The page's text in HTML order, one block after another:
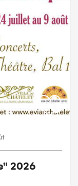
2026